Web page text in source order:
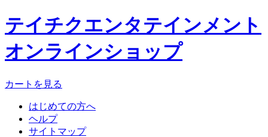
テイチクエンタテインメント
オンラインショップ
カートを見る
はじめての方へ
ヘルプ
サイトマップ